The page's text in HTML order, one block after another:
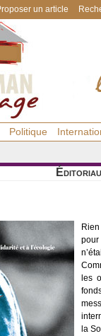
un article
Politique
pour
les
la